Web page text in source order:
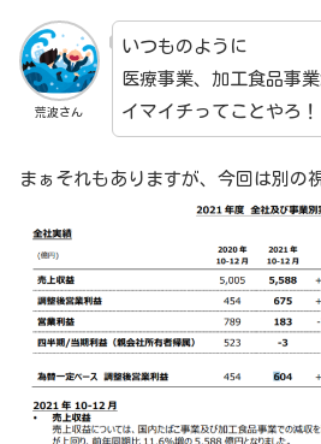
荒波さん
いつものように
医療事業、加工食品事
イマイチってことやろ！
まぁそれもありますが、今回は別の